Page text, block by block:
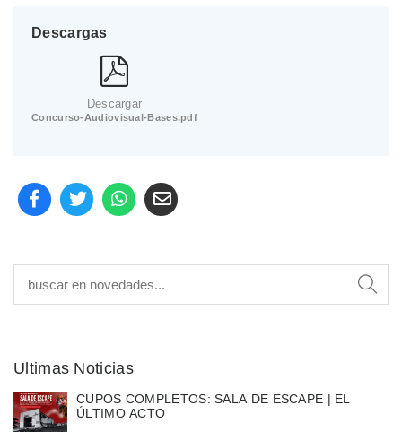
Descargas
Descargar
Concurso-Audiovisual-Bases.pdf
Ultimas Noticias
CUPOS COMPLETOS: SALA DE ESCAPE | EL
ÚLTIMO ACTO